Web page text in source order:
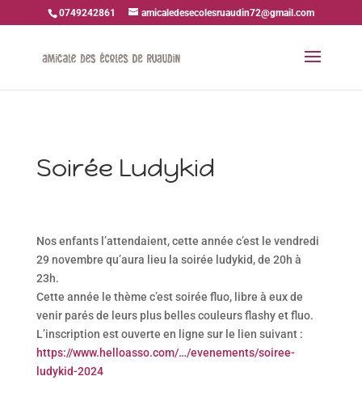
0749242861 amicaledesecolesruaudin72@gmail.com
Soirée Ludykid
Nos enfants l’attendaient, cette année c’est le vendredi
29 novembre qu’aura lieu la soirée ludykid, de 20h à
23h.
Cette année le thème c’est soirée fluo, libre à eux de
venir parés de leurs plus belles couleurs flashy et fluo.
L’inscription est ouverte en ligne sur le lien suivant :
https://www.helloasso.com/…/evenements/soiree-
ludykid-2024